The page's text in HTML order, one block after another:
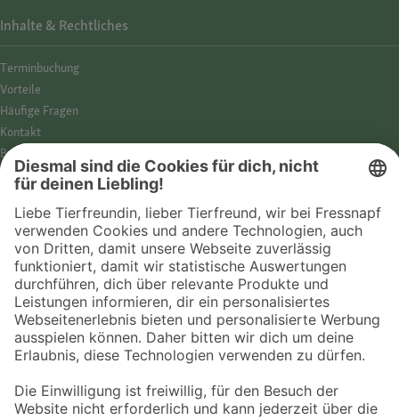
Inhalte & Rechtliches
Termin­buchung
Vorteile
Häufige Fragen
Kontakt
Barrierefreiheit
Impressum
Datenschutz­hinweise
Cookies
AGB
Entdecke Fressnapf
Tierversicherung
GPS-Tracker
Fressnapf Salon
Online-Shop